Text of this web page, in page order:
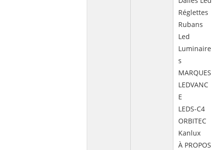
Réglettes
Rubans
Led
Luminaire
s
MARQUES
LEDVANC
E
LEDS-C4
ORBITEC
Kanlux
À PROPOS